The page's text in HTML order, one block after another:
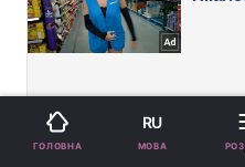
ГОЛОВНА
RU
МОВА